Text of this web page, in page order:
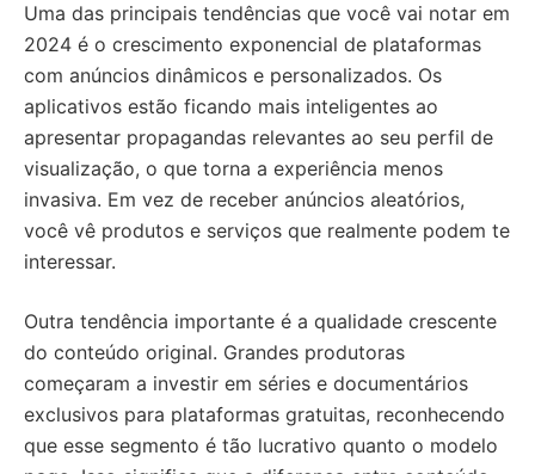
Uma das principais tendências que você vai notar em
2024 é o crescimento exponencial de plataformas
com anúncios dinâmicos e personalizados. Os
aplicativos estão ficando mais inteligentes ao
apresentar propagandas relevantes ao seu perfil de
visualização, o que torna a experiência menos
invasiva. Em vez de receber anúncios aleatórios,
você vê produtos e serviços que realmente podem te
interessar.
Outra tendência importante é a qualidade crescente
do conteúdo original. Grandes produtoras
começaram a investir em séries e documentários
exclusivos para plataformas gratuitas, reconhecendo
que esse segmento é tão lucrativo quanto o modelo